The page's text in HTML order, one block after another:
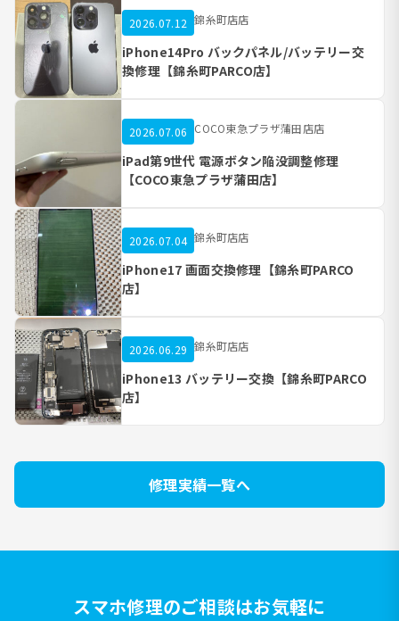
2026.07.12 錦糸町店店
iPhone14Pro バックパネル/バッテリー交
換修理【錦糸町PARCO店】
2026.07.06 COCO東急プラザ蒲田店店
iPad第9世代 電源ボタン陥没調整修理
【COCO東急プラザ蒲田店】
2026.07.04 錦糸町店店
iPhone17 画面交換修理【錦糸町PARCO
店】
2026.06.29 錦糸町店店
iPhone13 バッテリー交換【錦糸町PARCO
店】
修理実績一覧へ
スマホ修理のご相談はお気軽に